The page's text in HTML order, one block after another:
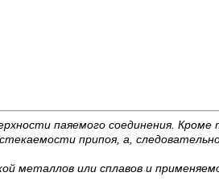
паяемого соединения.
припоя, а,
металлов или сплавов и